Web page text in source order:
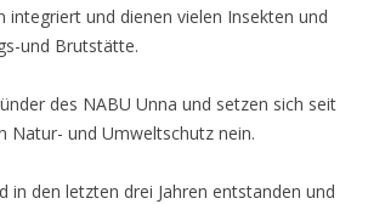
integriert und dienen vielen Insekten und
und Brutstätte.
des NABU Unna und setzen sich seit
Natur- und Umweltschutz nein.
in den letzten drei Jahren entstanden und